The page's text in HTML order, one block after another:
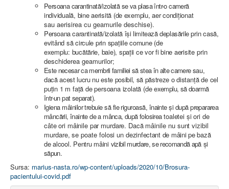
Persoana carantinată/izolatăse va plasaîntr-o cameră
individuală, bine aerisită (de exemplu, aer condiţionat
sau aerisirea cu geamurile deschise).
Persoana carantinată/izolată îşi limiteazădeplasărileprin casă,
evitând săcircule prin spaţiile comune (de
exemplu: bucătărie, baie), spaţii ce vor fi bine aerisite prin
deschiderea geamurilor;
Este necesar ca membrii familiei săsteaîn alte cameresau,
dacăacest lucru nu este posibil, să păstreze odistanţăde cel
puţin 1 m faţă de persoana izolată (deexemplu, sădoarmă
într-un pat separat).
Igiena mâinilor trebuie săfie riguroasă, înainteşi dupăprepararea
mâncării,înainte de a mânca, dupăfolosireatoaletei şi ori de
câte ori mâinile par murdare. Dacă mâinile nu sunt vizibil
murdare, se poate folosi undezinfectant de mâini pe bază
de alcool. Pentru mâini vizibil murdare, se recomandăapă şi
săpun.
Sursa: marius-nasta.ro/wp-content/uploads/2020/10/Brosura-
pacientului-covid.pdf